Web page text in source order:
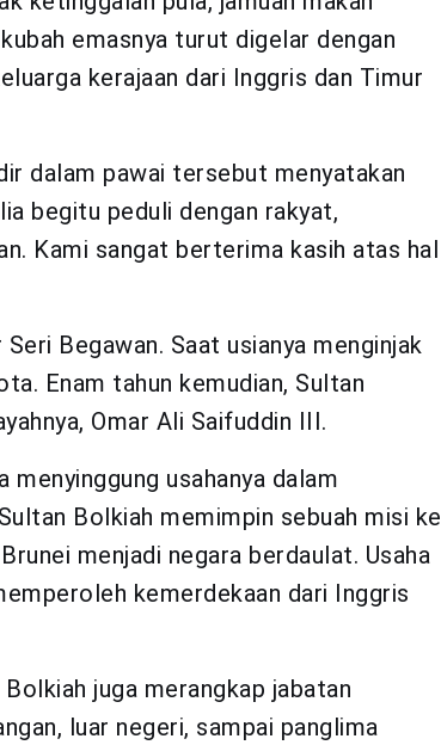
emasnya turut digelar dengan
kerajaan dari Inggris dan Timur
dalam pawai tersebut menyatakan
begitu peduli dengan rakyat,
Kami sangat berterima kasih atas hal
Begawan. Saat usianya menginjak
Enam tahun kemudian, Sultan
Omar Ali Saifuddin III.
usahanya dalam
Bolkiah memimpin sebuah misi ke
menjadi negara berdaulat. Usaha
kemerdekaan dari Inggris
juga merangkap jabatan
luar negeri, sampai panglima